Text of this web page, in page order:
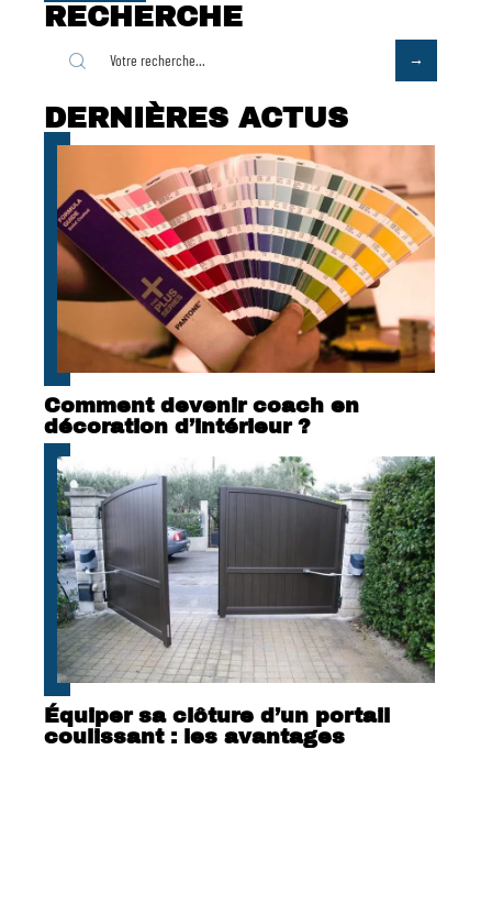
RECHERCHE
DERNIÈRES ACTUS
Comment devenir coach en
décoration d’intérieur ?
Équiper sa clôture d’un portail
coulissant : les avantages